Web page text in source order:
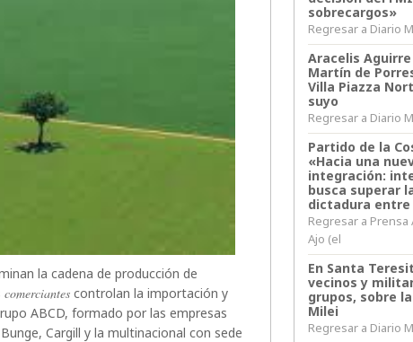
la cadena de producción de
comerciantes controlan la importación y
ABCD, formado por las empresas
Cargill y la multinacional con sede
sobrecargos»
Regresar a Diario
Aracelis
Martín de
Villa Piazza
suyo
Regresar a Diario
Partido de la
«Hacia una
integración:
busca superar
dictadura
Regresar a
Ajo (el
En Santa
vecinos y
grupos, sobre
Milei
Regresar a Diario